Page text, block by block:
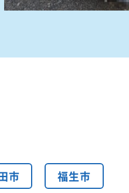
市 福生市